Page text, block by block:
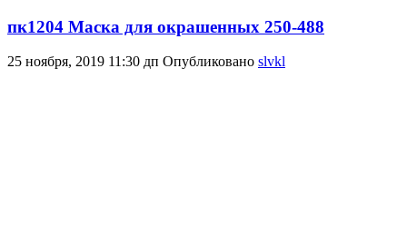
пк1204 Маска для окрашенных 250-488
25 ноября, 2019 11:30 дп Опубликовано slvkl